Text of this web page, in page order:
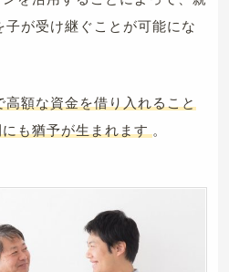
が受け継ぐことが可能にな
額な資金を借り入れること
も猶予が生まれます